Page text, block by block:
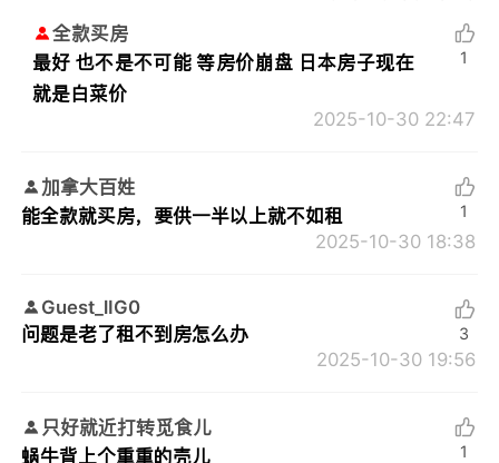
全款买房
最好 也不是不可能 等房价崩盘 日本房子现在
就是白菜价
2025-10-30 22:47
1
加拿大百姓
能全款就买房，要供一半以上就不如租
2025-10-30 18:38
1
Guest_lIG0
问题是老了租不到房怎么办
2025-10-30 19:56
3
只好就近打转觅食儿
蜗牛背上个重重的壳儿
1